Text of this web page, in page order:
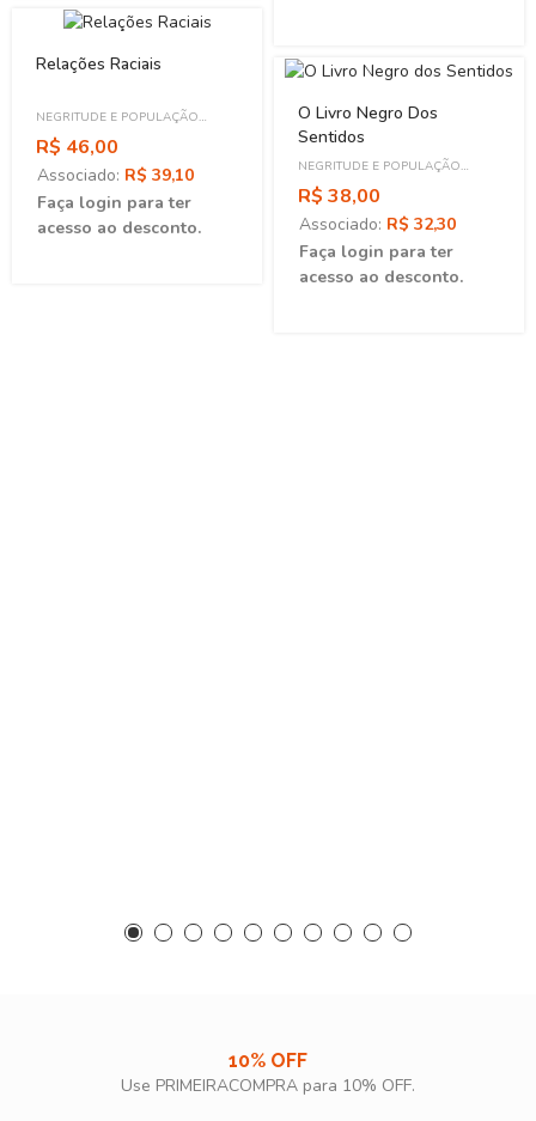
Relações Raciais
NEGRITUDE E POPULAÇÃO
NEGRA
R$ 46,00
Associado: R$ 39,10
Faça login para ter
acesso ao desconto.
O Livro Negro Dos
Sentidos
NEGRITUDE E POPULAÇÃO
NEGRA
R$ 38,00
Associado: R$ 32,30
Faça login para ter
acesso ao desconto.
10% OFF
Use PRIMEIRACOMPRA para 10% OFF.​